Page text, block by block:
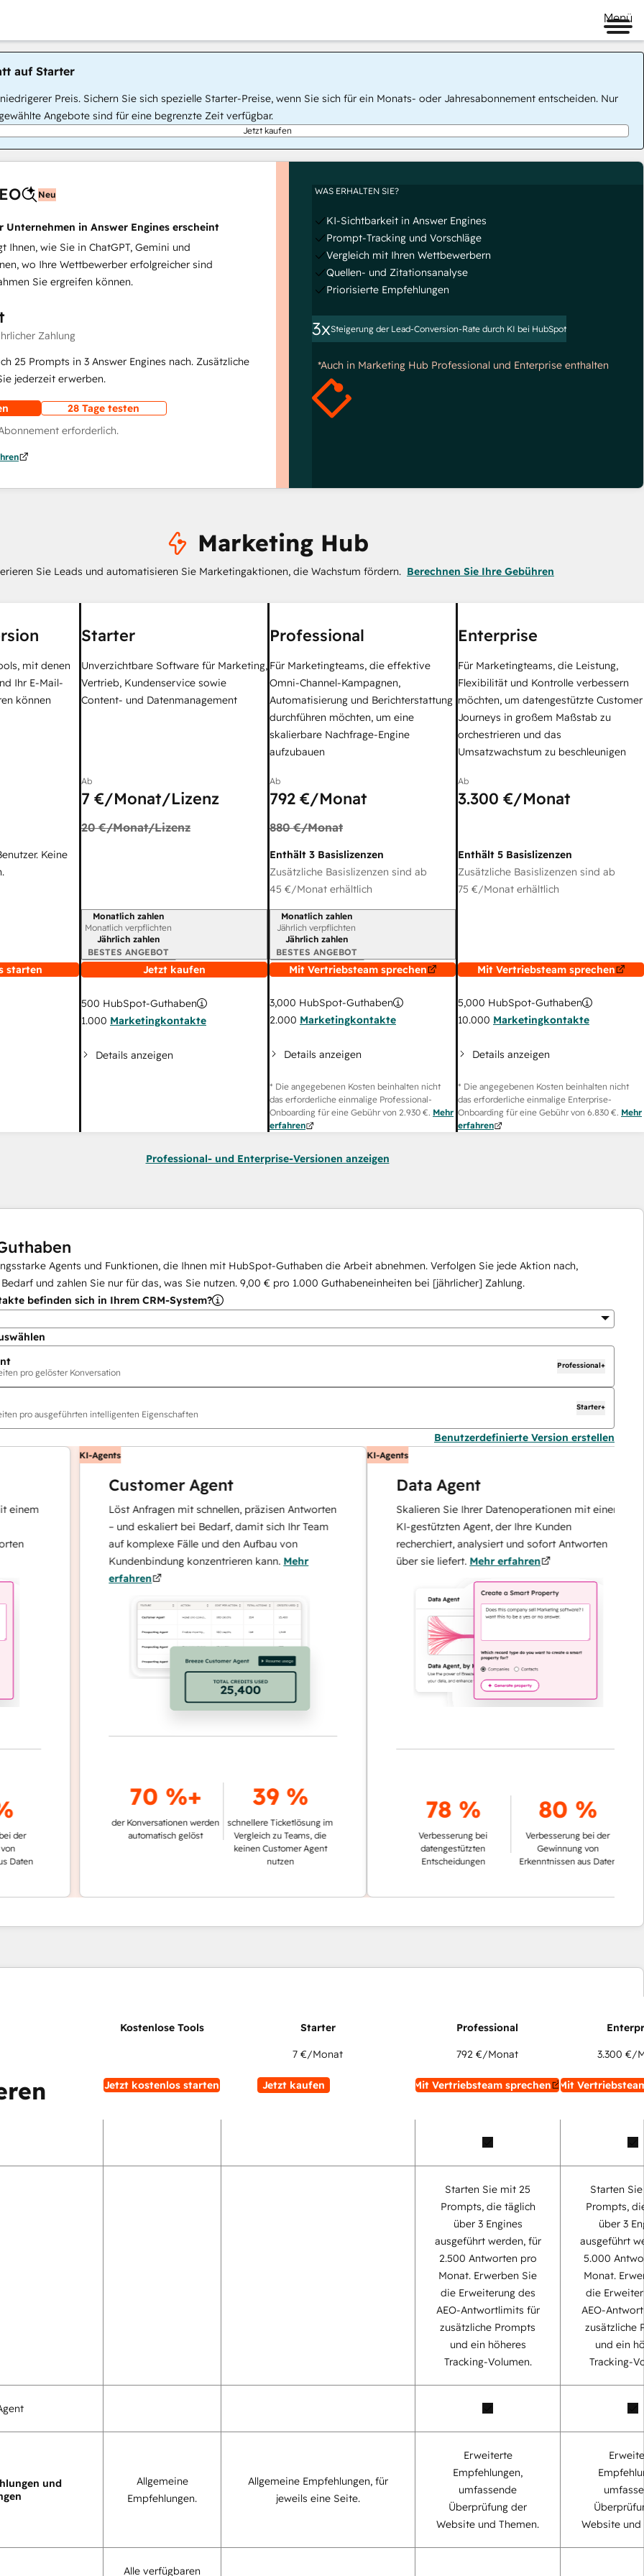
Menü
auf Starter
Preis. Sichern Sie sich spezielle Starter-Preise, wenn Sie sich für ein Monats- oder Jahresabonnement entscheiden. Nur
Angebote sind für eine begrenzte Zeit verfügbar.
Jetzt kaufen
Neu
Unternehmen in Answer Engines erscheint
Ihnen, wie Sie in ChatGPT, Gemini und
wo Ihre Wettbewerber erfolgreicher sind
Sie ergreifen können.
Zahlung
25 Prompts in 3 Answer Engines nach. Zusätzliche
jederzeit erwerben.
28 Tage testen
erforderlich.
WAS ERHALTEN SIE?
KI-Sichtbarkeit in Answer Engines
Prompt-Tracking und Vorschläge
Vergleich mit Ihren Wettbewerbern
Quellen- und Zitationsanalyse
Priorisierte Empfehlungen
3xSteigerung der Lead-Conversion-Rate durch KI bei HubSpot
*Auch in Marketing Hub Professional und Enterprise enthalten
Marketing Hub
Sie Leads und automatisieren Sie Marketingaktionen, die Wachstum fördern. Berechnen Sie Ihre Gebühren
mit denen
Ihr E-Mail-
können
Keine
starten
Starter
Unverzichtbare Software für Marketing,
Vertrieb, Kundenservice sowie
Content- und Datenmanagement
Ab
7 €/Monat/Lizenz
20 €/Monat/Lizenz
Abrechnungszeitraum
Monatlich zahlen
Monatlich verpflichten
Jährlich zahlen
BESTES ANGEBOT
Jetzt kaufen
500 HubSpot-Guthaben
1.000 Marketingkontakte
Details anzeigen
Professional
Für Marketingteams, die effektive
Omni-Channel-Kampagnen,
Automatisierung und Berichterstattung
durchführen möchten, um eine
skalierbare Nachfrage-Engine
aufzubauen
Ab
792 €/Monat
880 €/Monat
Enthält 3 Basislizenzen
Zusätzliche Basislizenzen sind ab
45 €/Monat erhältlich
Abrechnungszeitraum
Monatlich zahlen
Jährlich verpflichten
Jährlich zahlen
BESTES ANGEBOT
Mit Vertriebsteam sprechen
3,000 HubSpot-Guthaben
2.000 Marketingkontakte
Details anzeigen
* Die angegebenen Kosten beinhalten nicht
das erforderliche einmalige Professional-
Onboarding für eine Gebühr von 2.930 €. Mehr
erfahren
Enterprise
Für Marketingteams, die Leistung,
Flexibilität und Kontrolle verbessern
möchten, um datengestützte Customer
Journeys in großem Maßstab zu
orchestrieren und das
Umsatzwachstum zu beschleunigen
Ab
3.300 €/Monat
Enthält 5 Basislizenzen
Zusätzliche Basislizenzen sind ab
75 €/Monat erhältlich
Mit Vertriebsteam sprechen
5,000 HubSpot-Guthaben
10.000 Marketingkontakte
Details anzeigen
* Die angegebenen Kosten beinhalten nicht
das erforderliche einmalige Enterprise-
Onboarding für eine Gebühr von 6.830 €. Mehr
erfahren
Professional- und Enterprise-Versionen anzeigen
Agents und Funktionen, die Ihnen mit HubSpot-Guthaben die Arbeit abnehmen. Verfolgen Sie jede Aktion nach,
und zahlen Sie nur für das, was Sie nutzen. 9,00 € pro 1.000 Guthabeneinheiten bei [jährlicher] Zahlung.
befinden sich in Ihrem CRM-System?
pro gelöster Konversation
Professional+
pro ausgeführten intelligenten Eigenschaften
Starter+
Benutzerdefinierte Version erstellen
KI-Agents
Customer Agent
Löst Anfragen mit schnellen, präzisen Antworten
– und eskaliert bei Bedarf, damit sich Ihr Team
auf komplexe Fälle und den Aufbau von
Kundenbindung konzentrieren kann.Mehr
erfahren
70 %+
der Konversationen werden
automatisch gelöst
39 %
schnellere Ticketlösung im
Vergleich zu Teams, die
keinen Customer Agent
nutzen
KI-Agents
Data Agent
Skalieren Sie Ihrer Datenoperationen mit einem
KI-gestützten Agent, der Ihre Kunden
recherchiert, analysiert und sofort Antworten
über sie liefert.Mehr erfahren
78 %
Verbesserung bei
datengestützten
Entscheidungen
80 %
Verbesserung bei der
Gewinnung von
Erkenntnissen aus Daten
Jetzt kostenlos starten
7 €/Monat
Jetzt kaufen
792 €/Monat
Mit Vertriebsteam sprechen
3.300 €/
Mit
Starten Sie mit 25
Prompts, die täglich
über 3 Engines
ausgeführt werden, für
2.500 Antworten pro
Monat. Erwerben Sie
die Erweiterung des
AEO-Antwortlimits für
zusätzliche Prompts
und ein höheres
Tracking-Volumen.
Starten
Prompts,
über 3
ausgeführt
5.000
Monat.
die
AEO-
zusätzliche
und ein
Tracking-
und
Allgemeine
Empfehlungen.
Allgemeine Empfehlungen, für
jeweils eine Seite.
Erweiterte
Empfehlungen,
umfassende
Überprüfung der
Website und Themen.
Website und
Alle verfügbaren